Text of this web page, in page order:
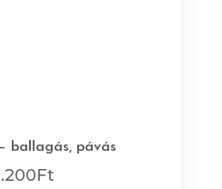
ballagás, pávás
Ft